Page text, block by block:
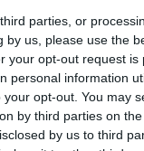
parties, or
us, please use the
your opt-out request is
personal information
opt-out. You may
by third parties on the
by us to third